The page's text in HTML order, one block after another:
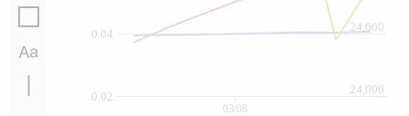
0.02
0.04
24,000
24,600
03/08